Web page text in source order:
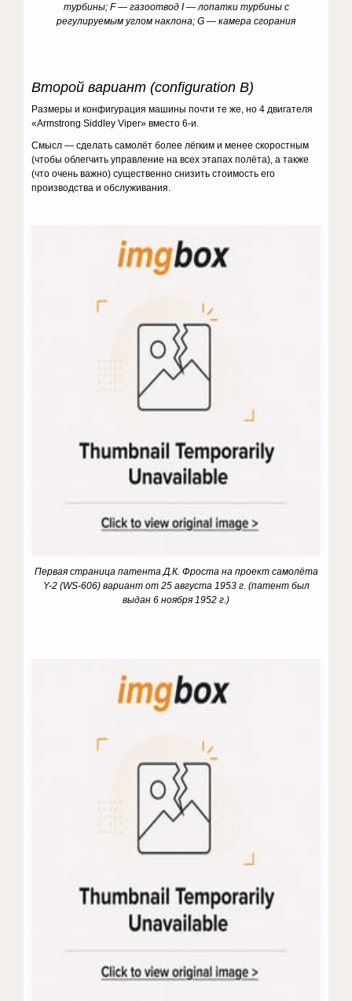
турбины; F — газоотвод I — лопатки турбины с
регулируемым углом наклона; G — камера сгорания
Второй вариант (configuration В)
Размеры и конфигурация машины почти те же, но 4 двигателя
«Armstrong Siddley Viper» вместо 6-и.
Смысл — сделать самолёт более лёгким и менее скоростным
(чтобы облегчить управление на всех этапах полёта), а также
(что очень важно) существенно снизить стоимость его
производства и обслуживания.
Первая страница патента Д.К. Фроста на проект самолёта
Y-2 (WS-606) вариант от 25 августа 1953 г. (патент был
выдан 6 ноября 1952 г.)